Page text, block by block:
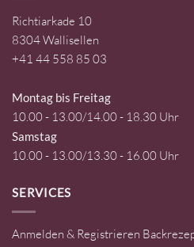
Richtiarkade 10
8304 Wallisellen
+41 44 558 85 03
Montag bis Freitag
10.00 - 13.00/14.00 - 18.30 Uhr
Samstag
10.00 - 13.00/13.30 - 16.00 Uhr
SERVICES
Anmelden & Registrieren